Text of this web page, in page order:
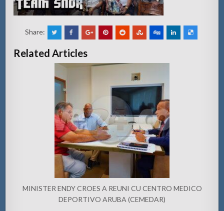
Share:
Related Articles
MINISTER ENDY CROES A REUNI CU CENTRO MEDICO
DEPORTIVO ARUBA (CEMEDAR)